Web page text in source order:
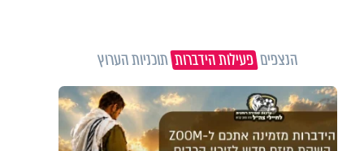
הנצפיםפעילות הידברותתוכניות הערוץ